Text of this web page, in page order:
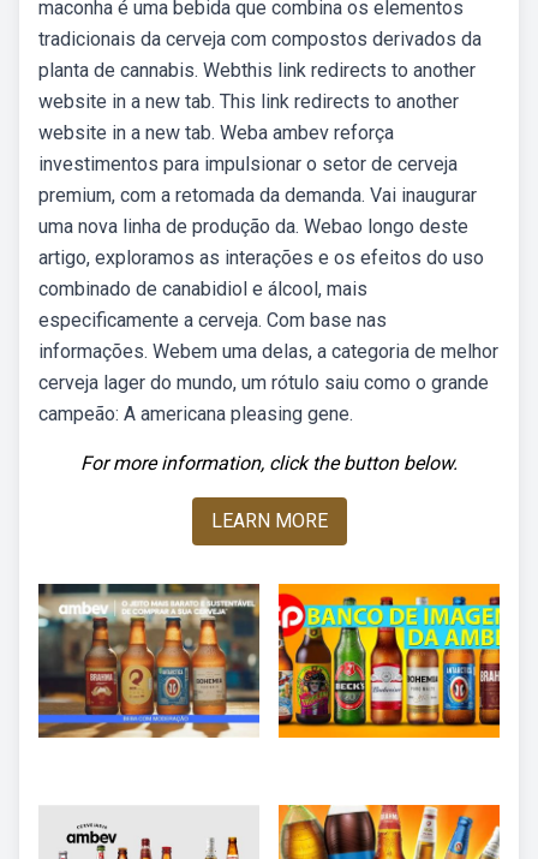
maconha é uma bebida que combina os elementos
tradicionais da cerveja com compostos derivados da
planta de cannabis. Webthis link redirects to another
website in a new tab. This link redirects to another
website in a new tab. Weba ambev reforça
investimentos para impulsionar o setor de cerveja
premium, com a retomada da demanda. Vai inaugurar
uma nova linha de produção da. Webao longo deste
artigo, exploramos as interações e os efeitos do uso
combinado de canabidiol e álcool, mais
especificamente a cerveja. Com base nas
informações. Webem uma delas, a categoria de melhor
cerveja lager do mundo, um rótulo saiu como o grande
campeão: A americana pleasing gene.
For more information, click the button below.
LEARN MORE